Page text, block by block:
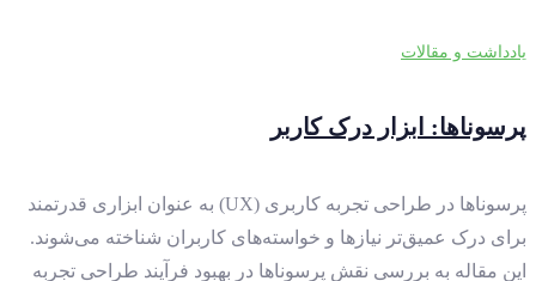
یادداشت و مقالات
پرسوناها: ابزار درک کاربر
پرسوناها در طراحی تجربه کاربری (UX) به عنوان ابزاری قدرتمند
برای درک عمیق‌تر نیازها و خواسته‌های کاربران شناخته می‌شوند.
این مقاله به بررسی نقش پرسوناها در بهبود فرآیند طراحی تجربه